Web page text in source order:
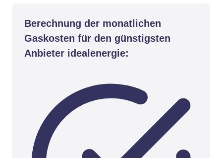
Berechnung der monatlichen
Gaskosten für den günstigsten
Anbieter idealenergie: